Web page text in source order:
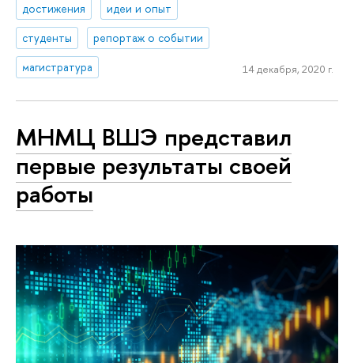
достижения
идеи и опыт
студенты
репортаж о событии
магистратура
14 декабря, 2020 г.
МНМЦ ВШЭ представил
первые результаты своей
работы